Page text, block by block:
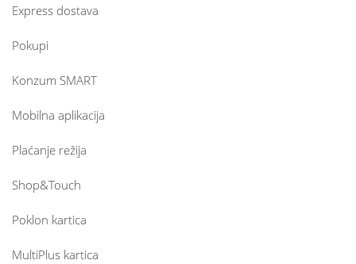
Express dostava
Pokupi
Konzum SMART
Mobilna aplikacija
Plaćanje režija
Shop&Touch
Poklon kartica
MultiPlus kartica